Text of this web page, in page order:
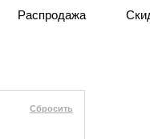
Распродажа
Cбросить